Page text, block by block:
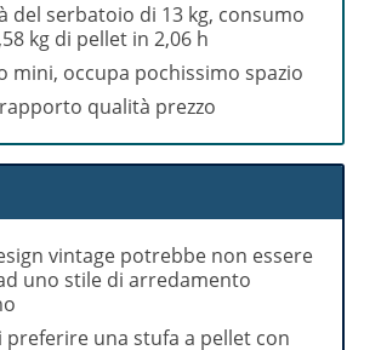
del serbatoio di 13 kg, consumo
kg di pellet in 2,06 h
mini, occupa pochissimo spazio
qualità prezzo
vintage potrebbe non essere
uno stile di arredamento
preferire una stufa a pellet con